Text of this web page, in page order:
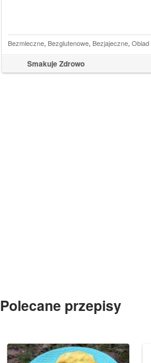
Smakuje Zdrowo
Bezmleczne, Bezglutenowe, Bezjajeczne, Obiad
Polecane przepisy